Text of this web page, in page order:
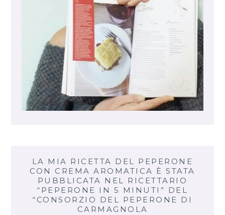
LA MIA RICETTA DEL PEPERONE
CON CREMA AROMATICA È STATA
PUBBLICATA NEL RICETTARIO
“PEPERONE IN 5 MINUTI” DEL
“CONSORZIO DEL PEPERONE DI
CARMAGNOLA